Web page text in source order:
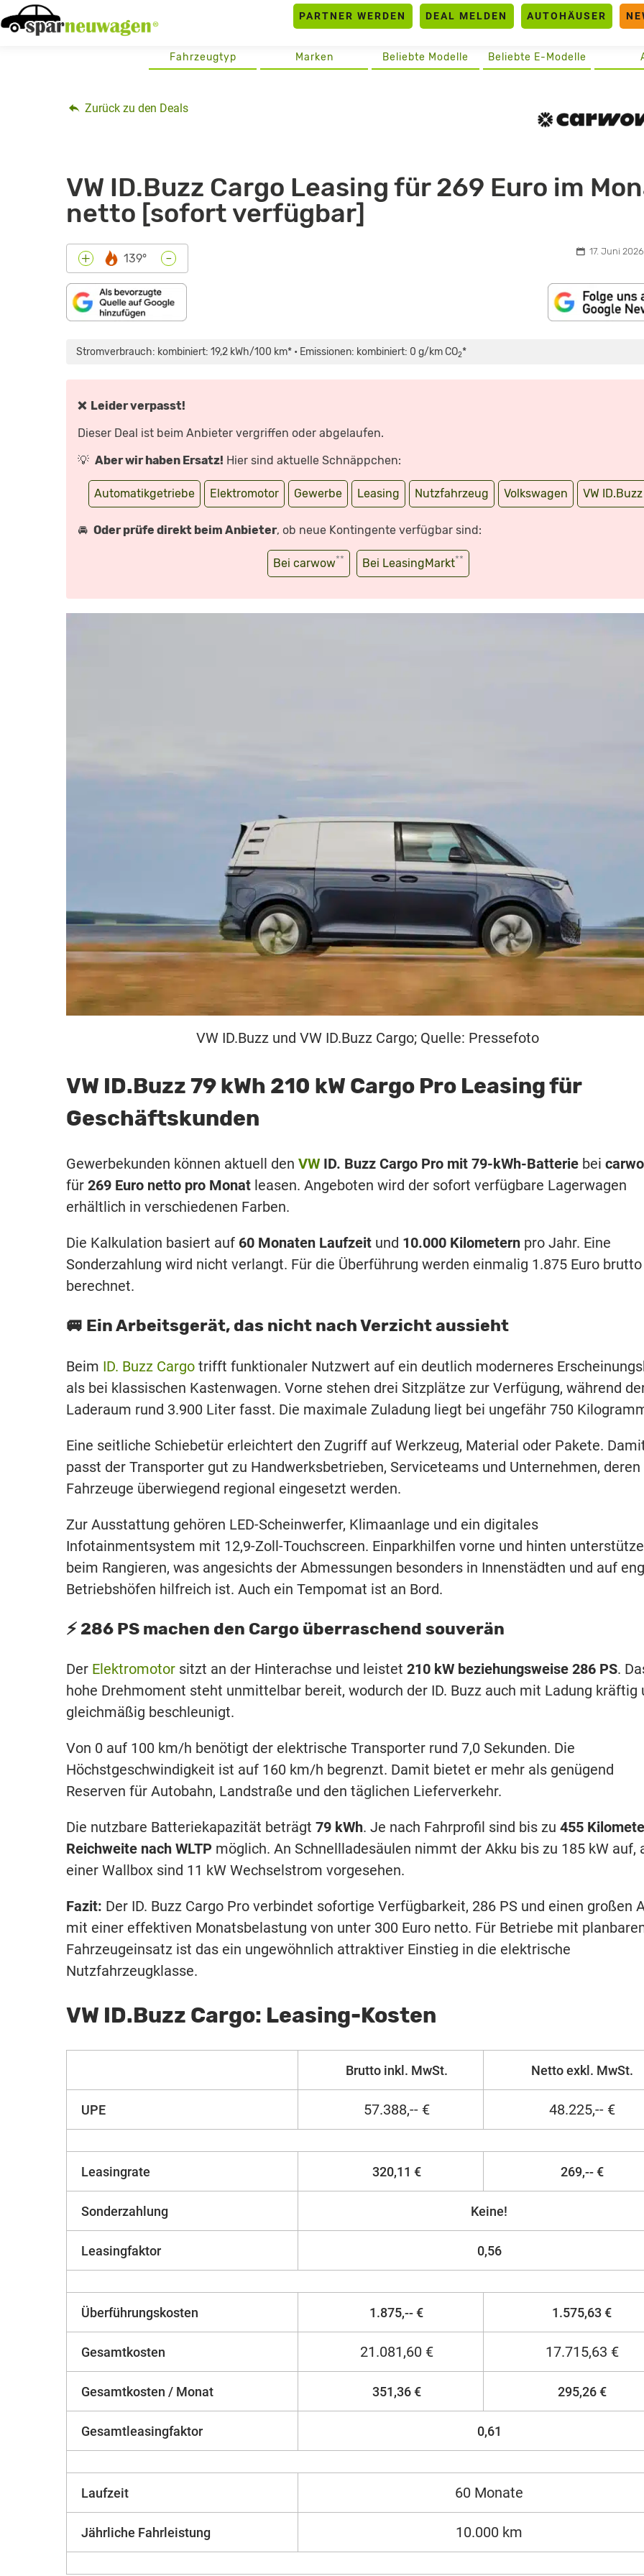
Skip
to
PARTNER WERDEN DEAL MELDEN AUTOHÄUSER
Beliebte E-Modelle
Beliebte Modelle
Marken
Fahrzeugtyp
Zurück zu den Deals
VW ID.Buzz Cargo Leasing für 269 Euro im
netto [sofort verfügbar]
+ 139° - 17. Juni
Stromverbrauch: kombiniert: 19,2 kWh/100 km* • Emissionen: kombiniert: 0 g/km CO2*
❌ Leider verpasst!
Dieser Deal ist beim Anbieter vergriffen oder abgelaufen.
💡 Aber wir haben Ersatz! Hier sind aktuelle Schnäppchen:
Automatikgetriebe Elektromotor Gewerbe Leasing Nutzfahrzeug Volkswagen VW ID.Buzz
🚘 Oder prüfe direkt beim Anbieter, ob neue Kontingente verfügbar sind:
Bei carwow** Bei LeasingMarkt**
VW ID.Buzz und VW ID.Buzz Cargo; Quelle: Pressefoto
VW ID.Buzz 79 kWh 210 kW Cargo Pro Leasing für
Geschäftskunden
Gewerbekunden können aktuell den VW ID. Buzz Cargo Pro mit 79-kWh-Batterie bei
für 269 Euro netto pro Monat leasen. Angeboten wird der sofort verfügbare Lagerwagen
erhältlich in verschiedenen Farben.
Die Kalkulation basiert auf 60 Monaten Laufzeit und 10.000 Kilometern pro Jahr. Eine
Sonderzahlung wird nicht verlangt. Für die Überführung werden einmalig 1.875 Euro brutto
berechnet.
🚐 Ein Arbeitsgerät, das nicht nach Verzicht aussieht
Beim ID. Buzz Cargo trifft funktionaler Nutzwert auf ein deutlich moderneres
als bei klassischen Kastenwagen. Vorne stehen drei Sitzplätze zur Verfügung, während
Laderaum rund 3.900 Liter fasst. Die maximale Zuladung liegt bei ungefähr 750
Eine seitliche Schiebetür erleichtert den Zugriff auf Werkzeug, Material oder Pakete.
passt der Transporter gut zu Handwerksbetrieben, Serviceteams und Unternehmen, deren
Fahrzeuge überwiegend regional eingesetzt werden.
Zur Ausstattung gehören LED-Scheinwerfer, Klimaanlage und ein digitales
Infotainmentsystem mit 12,9-Zoll-Touchscreen. Einparkhilfen vorne und hinten
beim Rangieren, was angesichts der Abmessungen besonders in Innenstädten und auf
Betriebshöfen hilfreich ist. Auch ein Tempomat ist an Bord.
⚡️ 286 PS machen den Cargo überraschend souverän
Der Elektromotor sitzt an der Hinterachse und leistet 210 kW beziehungsweise 286 PS.
hohe Drehmoment steht unmittelbar bereit, wodurch der ID. Buzz auch mit Ladung kräftig
gleichmäßig beschleunigt.
Von 0 auf 100 km/h benötigt der elektrische Transporter rund 7,0 Sekunden. Die
Höchstgeschwindigkeit ist auf 160 km/h begrenzt. Damit bietet er mehr als genügend
Reserven für Autobahn, Landstraße und den täglichen Lieferverkehr.
Die nutzbare Batteriekapazität beträgt 79 kWh. Je nach Fahrprofil sind bis zu 455
Reichweite nach WLTP möglich. An Schnellladesäulen nimmt der Akku bis zu 185 kW auf,
einer Wallbox sind 11 kW Wechselstrom vorgesehen.
Fazit: Der ID. Buzz Cargo Pro verbindet sofortige Verfügbarkeit, 286 PS und einen großen
mit einer effektiven Monatsbelastung von unter 300 Euro netto. Für Betriebe mit
Fahrzeugeinsatz ist das ein ungewöhnlich attraktiver Einstieg in die elektrische
Nutzfahrzeugklasse.
VW ID.Buzz Cargo: Leasing-Kosten
Brutto inkl. MwSt. Netto exkl. MwSt.
UPE 57.388,-- € 48.225,-- €
Leasingrate 320,11 € 269,-- €
Sonderzahlung Keine!
Leasingfaktor 0,56
Überführungskosten 1.875,-- € 1.575,63 €
Gesamtkosten 21.081,60 € 17.715,63 €
Gesamtkosten / Monat 351,36 € 295,26 €
Gesamtleasingfaktor 0,61
Laufzeit 60 Monate
Jährliche Fahrleistung 10.000 km
BUZZ
CARGO
GUT
NEUE
TEST
YOUTUBE